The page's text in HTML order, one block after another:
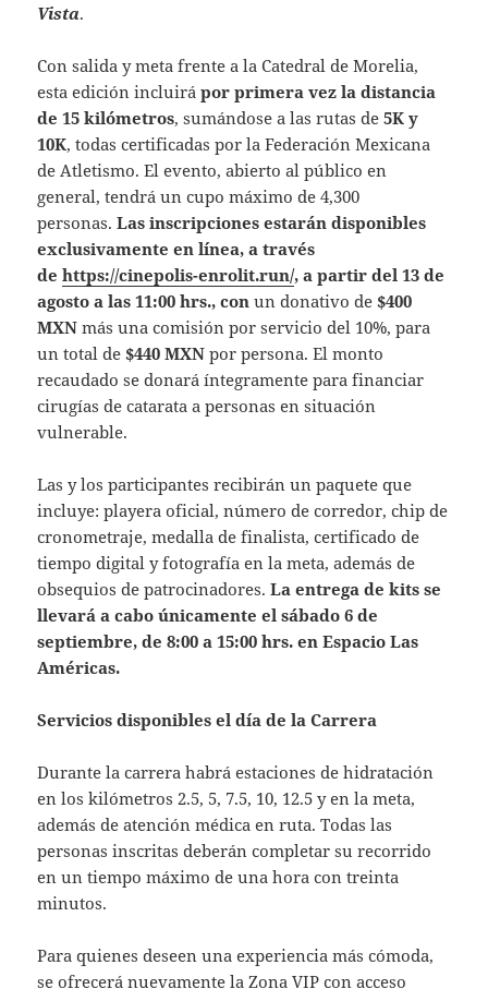
Vista.
Con salida y meta frente a la Catedral de Morelia,
esta edición incluirápor primera vez la distancia
de 15 kilómetros, sumándose a las rutas de5K y
10K, todas certificadas por la Federación Mexicana
de Atletismo. El evento, abierto al público en
general, tendrá un cupo máximo de 4,300
personas.Las inscripciones estarán disponibles
exclusivamente en línea, a través
dehttps://cinepolis-enrolit.run/,a partir del 13 de
agosto a las 11:00 hrs., con un donativo de$400
MXN más una comisión por servicio del 10%, para
un total de$440 MXN por persona. El monto
recaudado se donará íntegramente para financiar
cirugías de catarata a personas en situación
vulnerable.
Las y los participantes recibirán un paquete que
incluye: playera oficial, número de corredor, chip de
cronometraje, medalla de finalista, certificado de
tiempo digital y fotografía en la meta, además de
obsequios de patrocinadores.La entrega de kits se
llevará a cabo únicamente el sábado 6 de
septiembre, de 8:00 a 15:00 hrs. en Espacio Las
Américas.
Servicios disponibles el día de la Carrera
Durante la carrera habrá estaciones de hidratación
en los kilómetros 2.5, 5, 7.5, 10, 12.5 y en la meta,
además de atención médica en ruta. Todas las
personas inscritas deberán completar su recorrido
en un tiempo máximo de una hora con treinta
minutos.
Para quienes deseen una experiencia más cómoda,
se ofrecerá nuevamente la Zona VIP con acceso